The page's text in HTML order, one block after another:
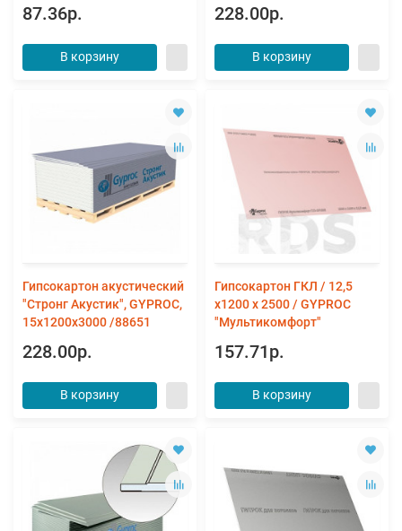
87.36р.
В корзину
228.00р.
В корзину
Гипсокартон акустический
"Стронг Акустик", GYPROC,
15х1200х3000 /88651
228.00р.
В корзину
Гипсокартон ГКЛ / 12,5
х1200 х 2500 / GYPROC
"Мультикомфорт"
157.71р.
В корзину